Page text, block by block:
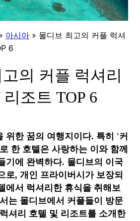
아시아 » 몰디브 최고의 커플 럭셔
6
의 커플 럭셔리
리조트 TOP 6
위한 꿈의 여행지이다. 특히 '커
한 호텔은 사랑하는 이와 함께
기에 완벽하다. 몰디브의 이국
로, 개인 프라이버시가 보장되
에서 럭셔리한 휴식을 취해보
는 몰디브에서 커플들이 방문
셔리 호텔 및 리조트를 소개한